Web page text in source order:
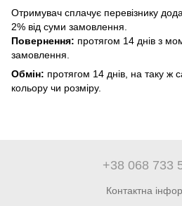
Отримувач сплачує перевізнику
2% від суми замовлення.
Повернення: протягом 14 днів з
замовлення.
Обмін: протягом 14 днів, на таку ж
кольору чи розміру.
+38 068 733
Контактна